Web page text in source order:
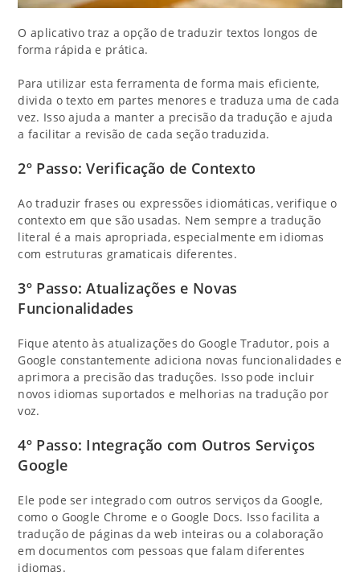
O aplicativo traz a opção de traduzir textos longos de
forma rápida e prática.
Para utilizar esta ferramenta de forma mais eficiente,
divida o texto em partes menores e traduza uma de cada
vez. Isso ajuda a manter a precisão da tradução e ajuda
a facilitar a revisão de cada seção traduzida.
2º Passo: Verificação de Contexto
Ao traduzir frases ou expressões idiomáticas, verifique o
contexto em que são usadas. Nem sempre a tradução
literal é a mais apropriada, especialmente em idiomas
com estruturas gramaticais diferentes.
3º Passo: Atualizações e Novas
Funcionalidades
Fique atento às atualizações do Google Tradutor, pois a
Google constantemente adiciona novas funcionalidades e
aprimora a precisão das traduções. Isso pode incluir
novos idiomas suportados e melhorias na tradução por
voz.
4º Passo: Integração com Outros Serviços
Google
Ele pode ser integrado com outros serviços da Google,
como o Google Chrome e o Google Docs. Isso facilita a
tradução de páginas da web inteiras ou a colaboração
em documentos com pessoas que falam diferentes
idiomas.